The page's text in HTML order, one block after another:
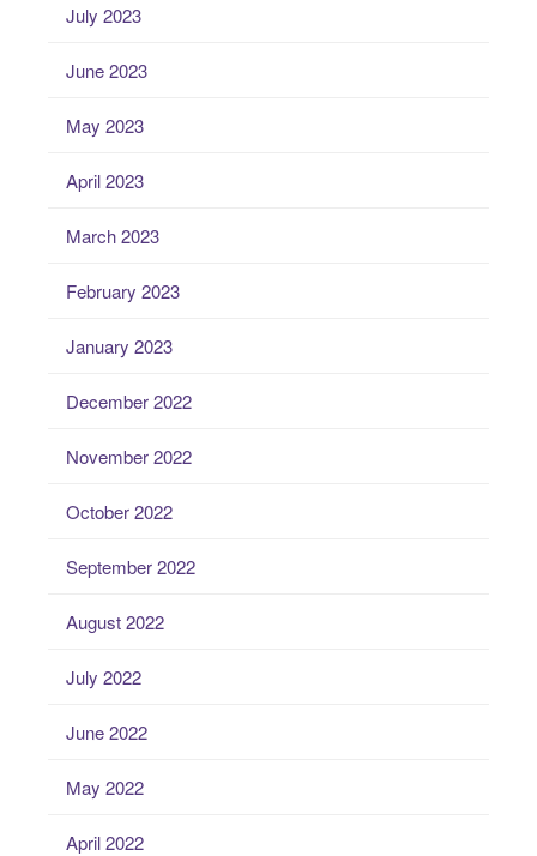
July 2023
June 2023
May 2023
April 2023
March 2023
February 2023
January 2023
December 2022
November 2022
October 2022
September 2022
August 2022
July 2022
June 2022
May 2022
April 2022